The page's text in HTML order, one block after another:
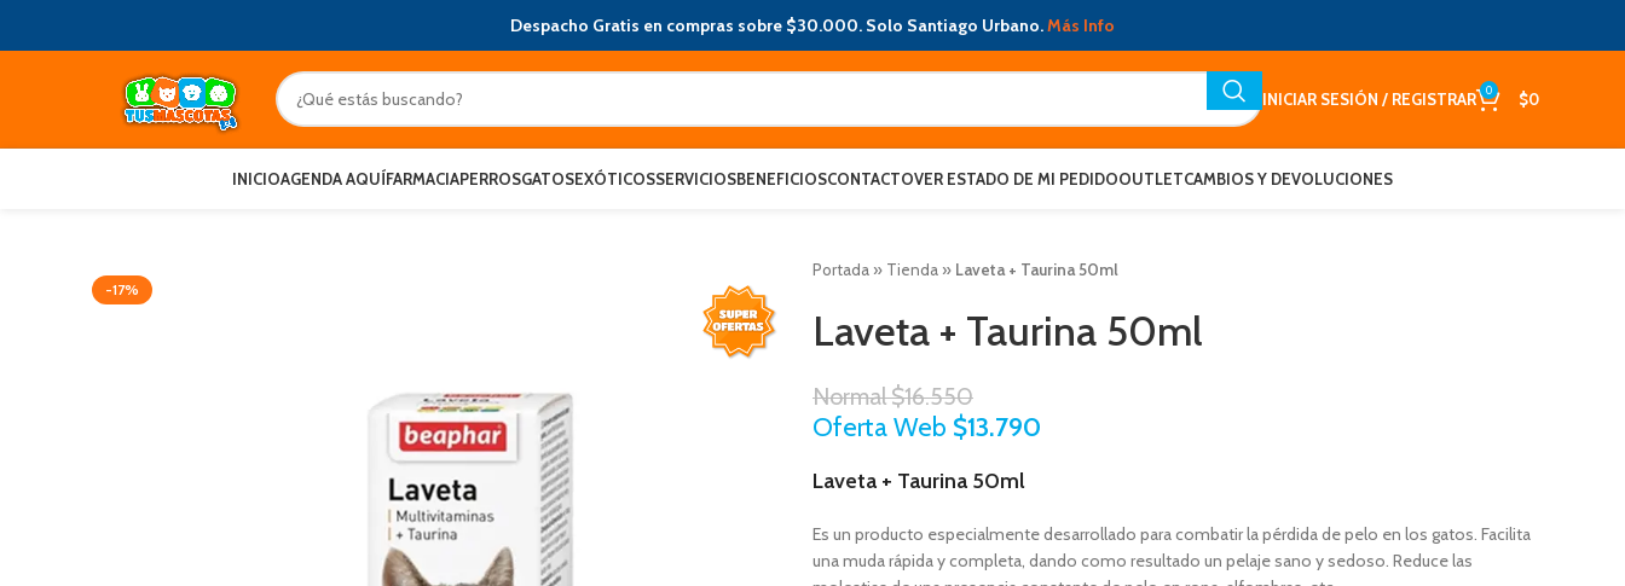
Despacho Gratis en compras sobre $30.000. Solo Santiago Urbano.Más Info
INICIAR SESIÓN / REGISTRAR 0 $0
INICIOAGENDA AQUÍFARMACIAPERROSGATOSEXÓTICOSSERVICIOSBENEFICIOSCONTACTOVER ESTADO DE MI PEDIDOOUTLETCAMBIOS Y DEVOLUCIONES
-17%
Portada » Tienda » Laveta + Taurina 50ml
Laveta + Taurina 50ml
Normal$16.550
Oferta Web $13.790
Laveta + Taurina 50ml
Es un producto especialmente desarrollado para combatir la pérdida de pelo en los gatos. Facilita
una muda rápida y completa, dando como resultado un pelaje sano y sedoso. Reduce las